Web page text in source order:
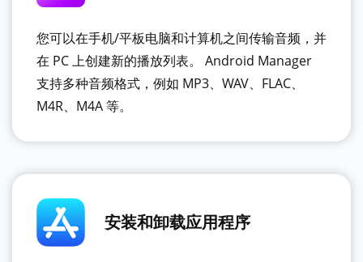
您可以在手机/平板电脑和计算机之间传输音频，并
在 PC 上创建新的播放列表。 Android Manager
支持多种音频格式，例如 MP3、WAV、FLAC、
M4R、M4A 等。
安装和卸载应用程序